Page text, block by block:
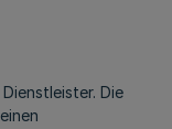
Die